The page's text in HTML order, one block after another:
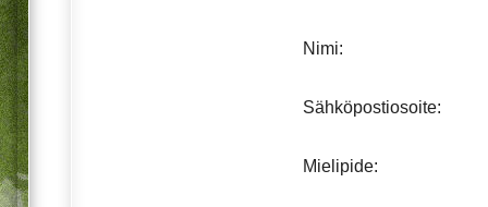
Nimi:
Sähköpostiosoite:
Mielipide: